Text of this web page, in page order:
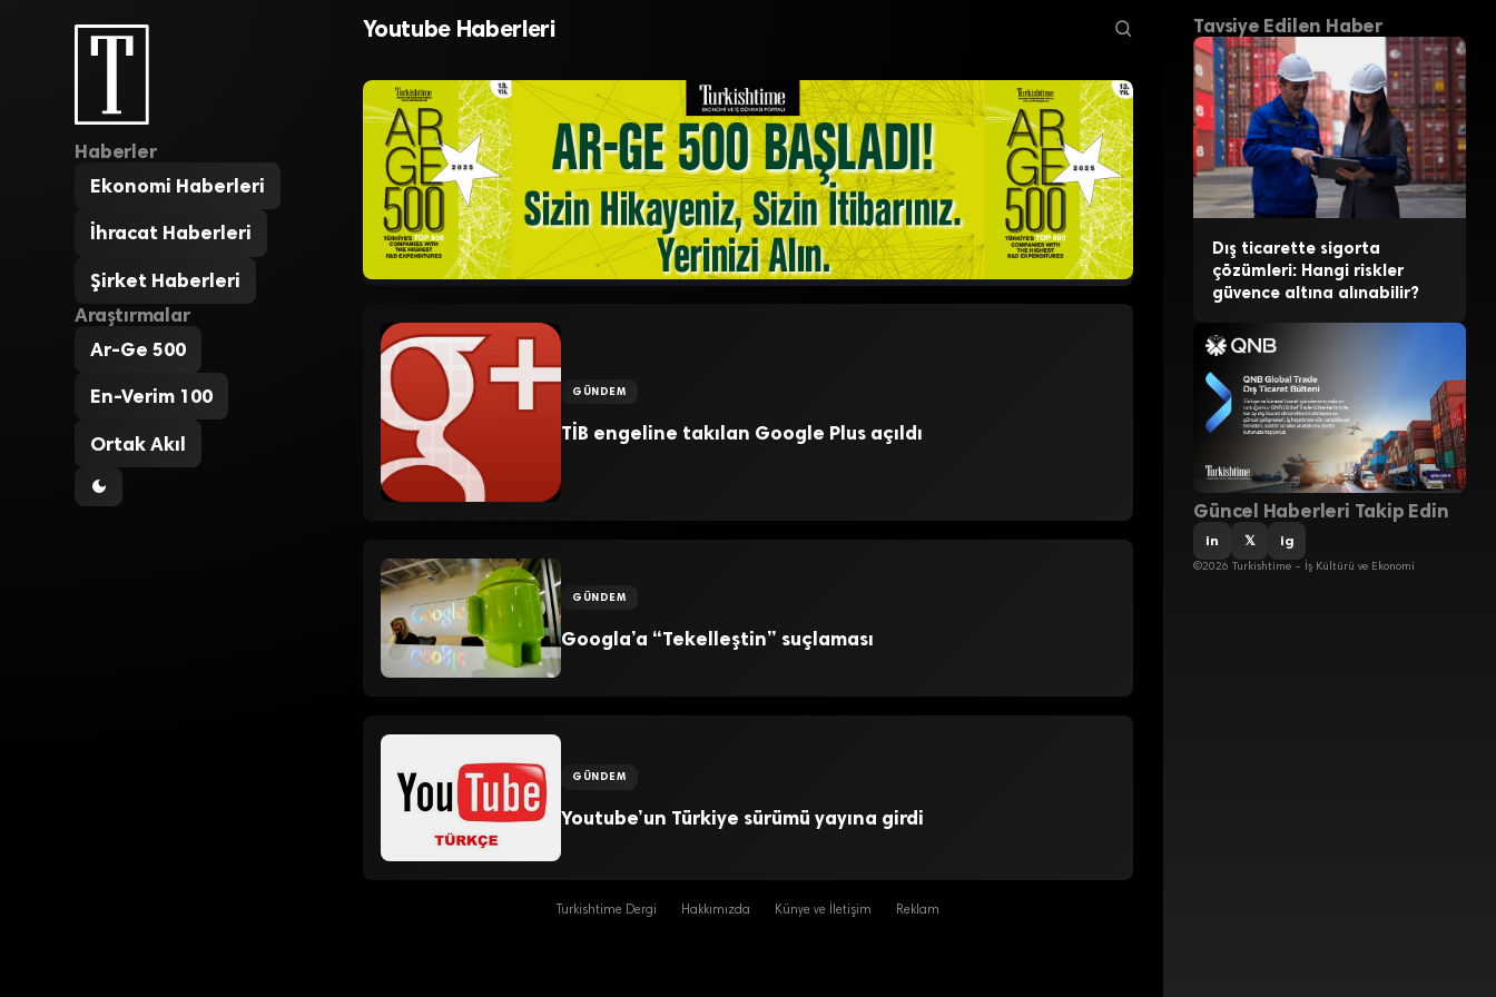
Haberler
Ekonomi Haberleri
İhracat Haberleri
Şirket Haberleri
Araştırmalar
Ar-Ge 500
En-Verim 100
Ortak Akıl
Youtube Haberleri
olmaya hazırlanıyor
GÜNDEM
TİB engeline takılan Google Plus açıldı
GÜNDEM
Googla’a “Tekelleştin” suçlaması
GÜNDEM
Youtube’un Türkiye sürümü yayına girdi
Turkishtime Dergi Hakkımızda Künye ve İletişim Reklam
Tavsiye Edilen Haber
Dış ticarette sigorta
çözümleri: Hangi riskler
güvence altına alınabilir?
Güncel Haberleri Takip Edin
in 𝕏 ig
©2026 Turkishtime – İş Kültürü ve Ekonomi